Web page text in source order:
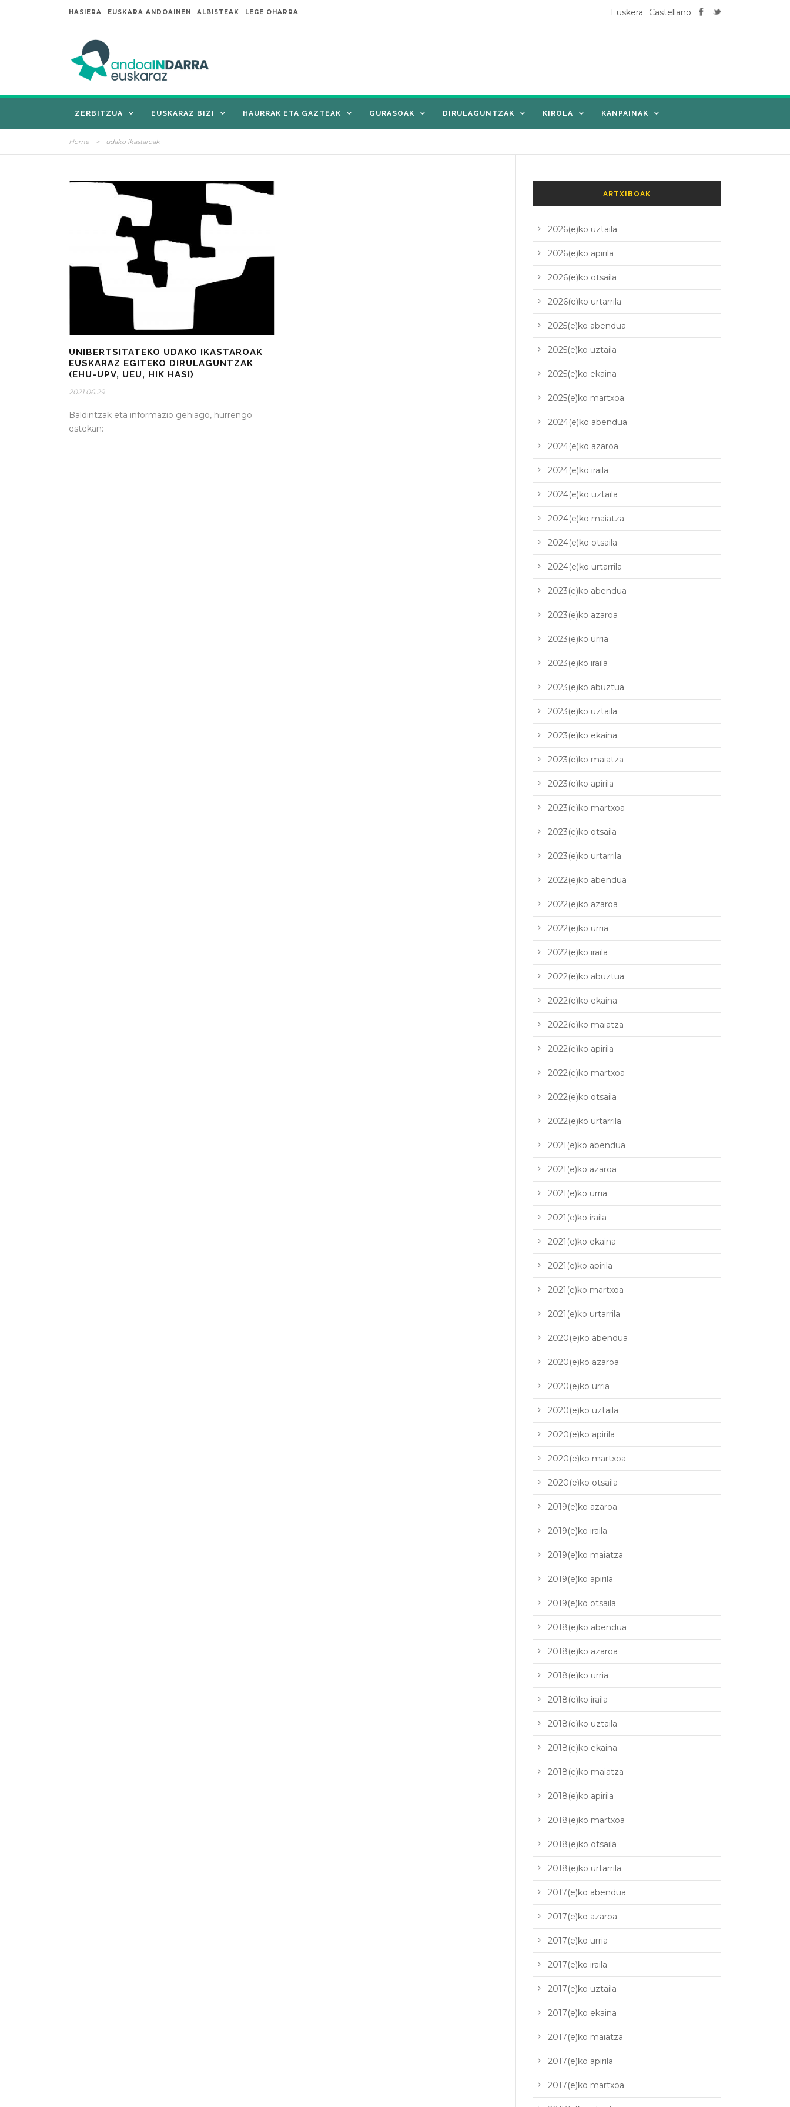
HASIERA EUSKARA ANDOAINEN ALBISTEAK LEGE OHARRA Euskera Castellano
ZERBITZUA EUSKARAZ BIZI HAURRAK ETA GAZTEAK GURASOAK DIRULAGUNTZAK KIROLA KANPAINAK
Home > udako ikastaroak
UNIBERTSITATEKO UDAKO IKASTAROAK
EUSKARAZ EGITEKO DIRULAGUNTZAK
(EHU-UPV, UEU, HIK HASI)
2021.06.29
Baldintzak eta informazio gehiago, hurrengo
estekan:
ARTXIBOAK
2026(e)ko uztaila
2026(e)ko apirila
2026(e)ko otsaila
2026(e)ko urtarrila
2025(e)ko abendua
2025(e)ko uztaila
2025(e)ko ekaina
2025(e)ko martxoa
2024(e)ko abendua
2024(e)ko azaroa
2024(e)ko iraila
2024(e)ko uztaila
2024(e)ko maiatza
2024(e)ko otsaila
2024(e)ko urtarrila
2023(e)ko abendua
2023(e)ko azaroa
2023(e)ko urria
2023(e)ko iraila
2023(e)ko abuztua
2023(e)ko uztaila
2023(e)ko ekaina
2023(e)ko maiatza
2023(e)ko apirila
2023(e)ko martxoa
2023(e)ko otsaila
2023(e)ko urtarrila
2022(e)ko abendua
2022(e)ko azaroa
2022(e)ko urria
2022(e)ko iraila
2022(e)ko abuztua
2022(e)ko ekaina
2022(e)ko maiatza
2022(e)ko apirila
2022(e)ko martxoa
2022(e)ko otsaila
2022(e)ko urtarrila
2021(e)ko abendua
2021(e)ko azaroa
2021(e)ko urria
2021(e)ko iraila
2021(e)ko ekaina
2021(e)ko apirila
2021(e)ko martxoa
2021(e)ko urtarrila
2020(e)ko abendua
2020(e)ko azaroa
2020(e)ko urria
2020(e)ko uztaila
2020(e)ko apirila
2020(e)ko martxoa
2020(e)ko otsaila
2019(e)ko azaroa
2019(e)ko iraila
2019(e)ko maiatza
2019(e)ko apirila
2019(e)ko otsaila
2018(e)ko abendua
2018(e)ko azaroa
2018(e)ko urria
2018(e)ko iraila
2018(e)ko uztaila
2018(e)ko ekaina
2018(e)ko maiatza
2018(e)ko apirila
2018(e)ko martxoa
2018(e)ko otsaila
2018(e)ko urtarrila
2017(e)ko abendua
2017(e)ko azaroa
2017(e)ko urria
2017(e)ko iraila
2017(e)ko uztaila
2017(e)ko ekaina
2017(e)ko maiatza
2017(e)ko apirila
2017(e)ko martxoa